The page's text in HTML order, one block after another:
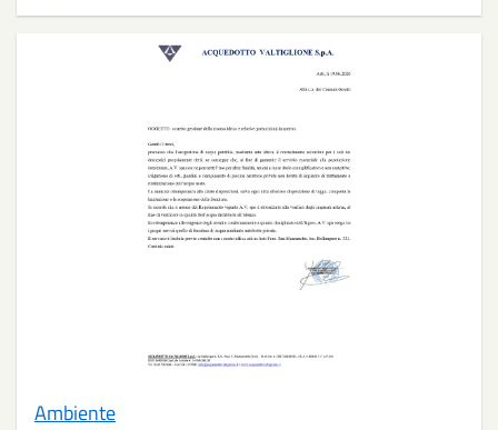
Ambiente